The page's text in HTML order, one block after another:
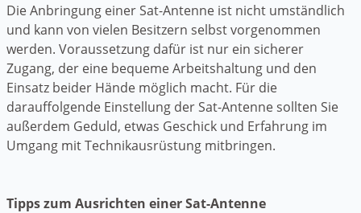
Die Anbringung einer Sat-Antenne ist nicht umständlich
und kann von vielen Besitzern selbst vorgenommen
werden. Voraussetzung dafür ist nur ein sicherer
Zugang, der eine bequeme Arbeitshaltung und den
Einsatz beider Hände möglich macht. Für die
darauffolgende Einstellung der Sat-Antenne sollten Sie
außerdem Geduld, etwas Geschick und Erfahrung im
Umgang mit Technikausrüstung mitbringen.
Tipps zum Ausrichten einer Sat-Antenne